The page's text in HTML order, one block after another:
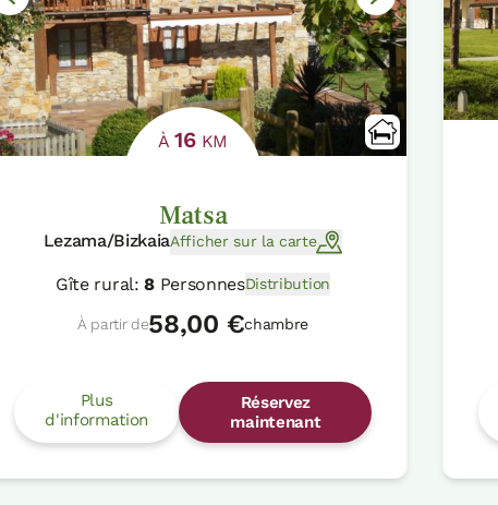
À16KM
Matsa
Lezama/BizkaiaAfficher sur la carte
Gîte rural:8PersonnesDistribution
À partir de58,00 €chambre
Plus
d'information
Réservez
maintenant